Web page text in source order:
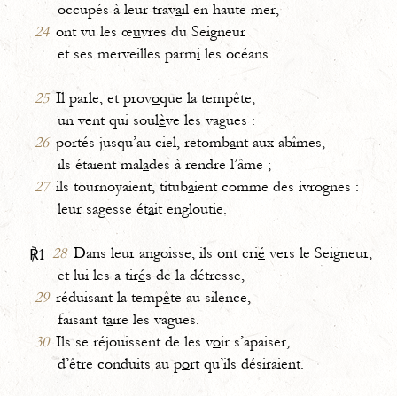
occupés à leur travail en haute mer,
24 ont vu les œuvres du Seigneur
et ses merveilles parmi les océans.
25 Il parle, et provoque la tempête,
un vent qui soulève les vagues :
26 portés jusqu’au ciel, retombant aux abîmes,
ils étaient malades à rendre l’âme ;
27 ils tournoyaient, titubaient comme des ivrognes :
leur sagesse était engloutie.
℟1 28 Dans leur angoisse, ils ont crié vers le Seigneur,
et lui les a tirés de la détresse,
29 réduisant la tempête au silence,
faisant taire les vagues.
30 Ils se réjouissent de les voir s’apaiser,
d’être conduits au port qu’ils désiraient.